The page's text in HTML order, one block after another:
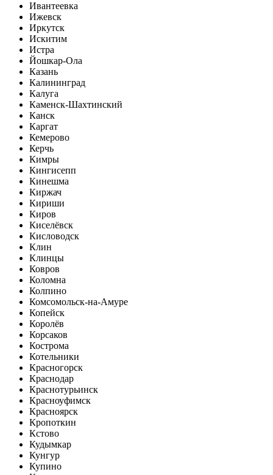
Ивантеевка
Ижевск
Иркутск
Искитим
Истра
Йошкар-Ола
Казань
Калининград
Калуга
Каменск-Шахтинский
Канск
Каргат
Кемерово
Керчь
Кимры
Кингисепп
Кинешма
Киржач
Кириши
Киров
Киселёвск
Кисловодск
Клин
Клинцы
Ковров
Коломна
Колпино
Комсомольск-на-Амуре
Копейск
Королёв
Корсаков
Кострома
Котельники
Красногорск
Краснодар
Краснотурьинск
Красноуфимск
Красноярск
Кропоткин
Кстово
Кудымкар
Кунгур
Купино